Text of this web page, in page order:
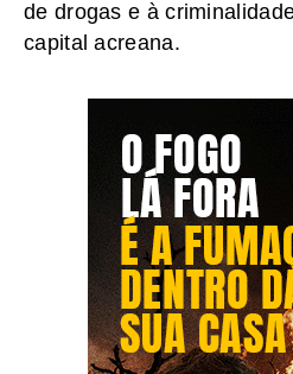
de drogas e à
capital acreana.